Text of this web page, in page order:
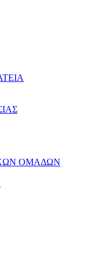
ΟΜΑΔΩΝ